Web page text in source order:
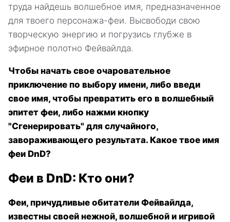
труда найдешь волшебное имя, предназначенное
для твоего персонажа-феи. Высвободи свою
творческую энергию и погрузись глубже в
эфирное полотно Фейвайлда.
Чтобы начать свое очаровательное
приключение по выбору имени, либо введи
свое имя, чтобы превратить его в волшебный
эпитет феи, либо нажми кнопку
"Сгенерировать" для случайного,
завораживающего результата. Какое твое имя
феи DnD?
Феи в DnD: Кто они?
Феи, причудливые обитатели Фейвайлда,
известны своей нежной, волшебной и игривой